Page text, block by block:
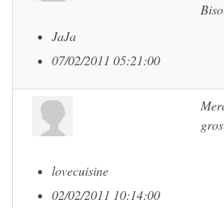
JaJa
07/02/2011 05:21:00
lovecuisine
02/02/2011 10:14:00